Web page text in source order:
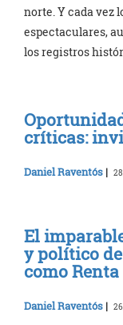
norte. Y cada vez
espectaculares,
los registros
críticas:
Daniel Raventós |
El
y político
como
Daniel Raventós |